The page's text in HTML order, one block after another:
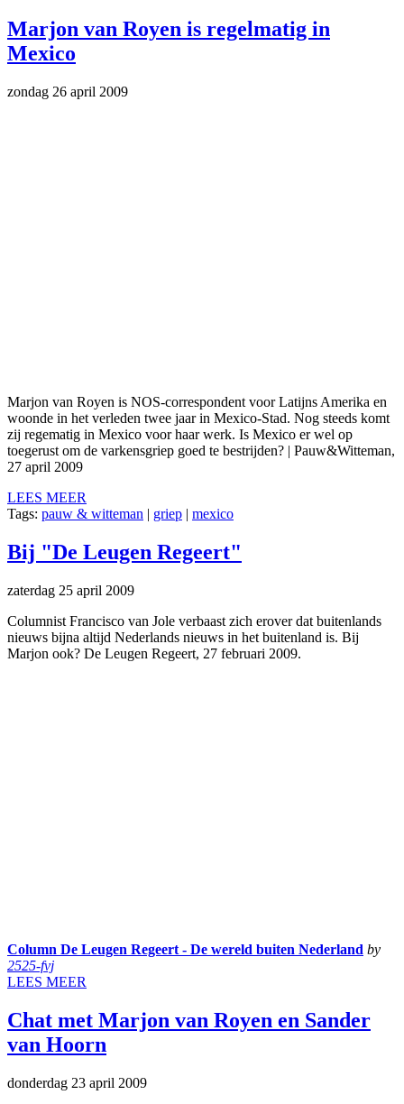
Marjon van Royen is regelmatig in
Mexico
zondag 26 april 2009
Marjon van Royen is NOS-correspondent voor Latijns Amerika en
woonde in het verleden twee jaar in Mexico-Stad. Nog steeds komt
zij regematig in Mexico voor haar werk. Is Mexico er wel op
toegerust om de varkensgriep goed te bestrijden? | Pauw&Witteman,
27 april 2009
LEES MEER
Tags: pauw & witteman | griep | mexico
Bij "De Leugen Regeert"
zaterdag 25 april 2009
Columnist Francisco van Jole verbaast zich erover dat buitenlands
nieuws bijna altijd Nederlands nieuws in het buitenland is. Bij
Marjon ook? De Leugen Regeert, 27 februari 2009.
Column De Leugen Regeert - De wereld buiten Nederland by
2525-fvj
LEES MEER
Chat met Marjon van Royen en Sander
van Hoorn
donderdag 23 april 2009